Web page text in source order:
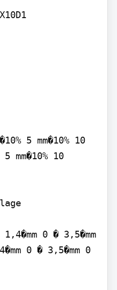
5 mm�10% 10
5 mm�10% 10
0 � 3,5�mm
0 � 3,5�mm 0